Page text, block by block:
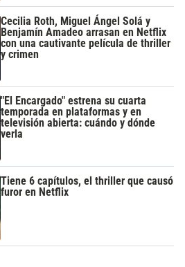
Cecilia Roth, Miguel Ángel Solá y
Benjamín Amadeo arrasan en Netflix
con una cautivante película de thriller
y crimen
"El Encargado" estrena su cuarta
temporada en plataformas y en
televisión abierta: cuándo y dónde
verla
Tiene 6 capítulos, el thriller que causó
furor en Netflix